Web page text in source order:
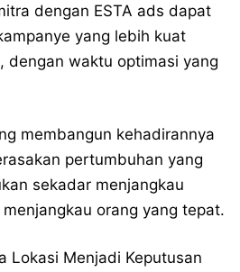
dengan ESTA ads dapat
yang lebih kuat
dengan waktu optimasi yang
membangun kehadirannya
pertumbuhan yang
sekadar menjangkau
orang yang tepat.
Lokasi Menjadi Keputusan